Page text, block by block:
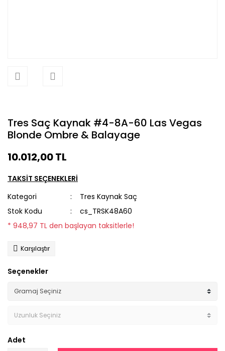
Tres Saç Kaynak #4-8A-60 Las Vegas
Blonde Ombre & Balayage
10.012,00 TL
TAKSİT SEÇENEKLERİ
Kategori
Tres Kaynak Saç
Stok Kodu
cs_TRSK48A60
* 948,97 TL den başlayan taksitlerle!
Karşılaştır
Seçenekler
Adet